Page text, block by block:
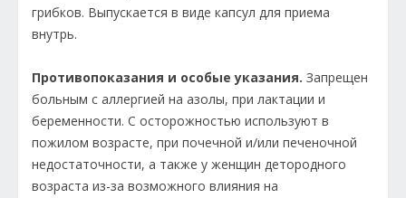
грибков. Выпускается в виде капсул для приема
внутрь.
Противопоказания и особые указания. Запрещен
больным с аллергией на азолы, при лактации и
беременности. С осторожностью используют в
пожилом возрасте, при почечной и/или печеночной
недостаточности, а также у женщин детородного
возраста из-за возможного влияния на